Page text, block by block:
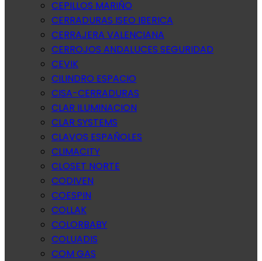
CEPILLOS MARIÑO
CERRADURAS ISEO IBERICA
CERRAJERA VALENCIANA
CERROJOS ANDALUCES SEGURIDAD
CEVIK
CILINDRO ESPACIO
CISA-CERRADURAS
CLAR ILUMINACION
CLAR SYSTEMS
CLAVOS ESPAÑOLES
CLIMACITY
CLOSET NORTE
CODIVEN
COESPIN
COLLAK
COLORBABY
COLUADIS
COM GAS